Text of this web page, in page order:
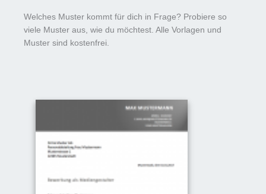
Welches Muster kommt für dich in Frage? Probiere so
viele Muster aus, wie du möchtest. Alle Vorlagen und
Muster sind kostenfrei.